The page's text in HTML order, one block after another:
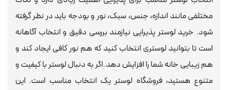
مختلفی مانند اندازه، جنس، سبک، نور و بودجه باید در نظر گرفته
شود. خرید لوستر پذیرایی نیازمند بررسی دقیق و انتخاب آگاهانه
است تا بتوانید لوستری انتخاب کنید که هم نور کافی ایجاد کند و
هم زیبایی خانه شما را افزایش دهد. اگر به دنبال لوستر با کیفیت و
متنوع هستید، فروشگاه لوستر یک انتخاب مناسب است. این